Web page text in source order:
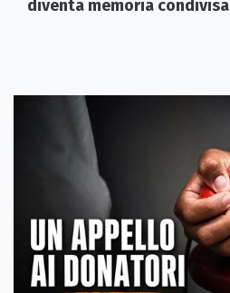
diventa memoria condivisa